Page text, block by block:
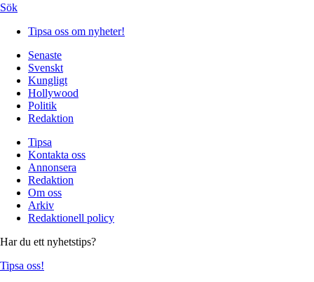
Sök
Tipsa oss om nyheter!
Senaste
Svenskt
Kungligt
Hollywood
Politik
Redaktion
Tipsa
Kontakta oss
Annonsera
Redaktion
Om oss
Arkiv
Redaktionell policy
Har du ett nyhetstips?
Tipsa oss!